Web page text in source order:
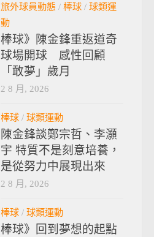
旅外球員動態 / 棒球 / 球類運
動
棒球》陳金鋒重返道奇
球場開球 感性回顧
「敢夢」歲月
2 8 月, 2026
棒球 / 球類運動
陳金鋒談鄭宗哲、李灝
宇 特質不是刻意培養，
是從努力中展現出來
2 8 月, 2026
棒球 / 球類運動
棒球》回到夢想的起點